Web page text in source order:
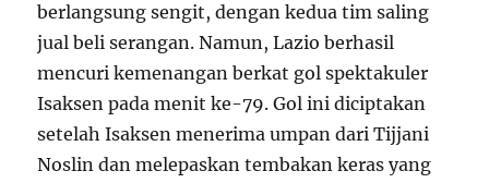
berlangsung sengit, dengan kedua tim saling
jual beli serangan. Namun, Lazio berhasil
mencuri kemenangan berkat gol spektakuler
Isaksen pada menit ke-79. Gol ini diciptakan
setelah Isaksen menerima umpan dari Tijjani
Noslin dan melepaskan tembakan keras yang